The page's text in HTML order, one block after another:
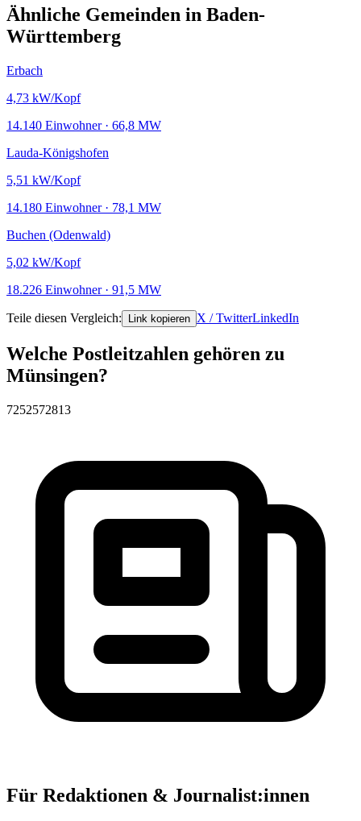
Ähnliche Gemeinden in Baden-
Württemberg
Erbach
4,73 kW/Kopf
14.140 Einwohner · 66,8 MW
Lauda-Königshofen
5,51 kW/Kopf
14.180 Einwohner · 78,1 MW
Buchen (Odenwald)
5,02 kW/Kopf
18.226 Einwohner · 91,5 MW
Teile diesen Vergleich: Link kopieren X / TwitterLinkedIn
Welche Postleitzahlen gehören zu
Münsingen?
7252572813
Für Redaktionen & Journalist:innen